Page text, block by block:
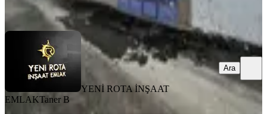
Ara
YENİ ROTA İNŞAAT
EMLAKTaner B
Ara